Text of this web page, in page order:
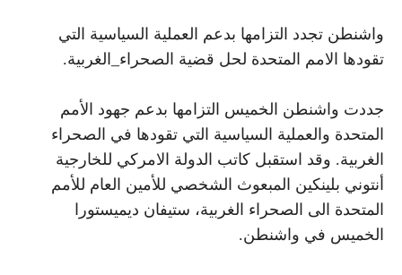
واشنطن تجدد التزامها بدعم العملية السياسية التي
تقودها الامم المتحدة لحل قضية الصحراء_الغربية.
جددت واشنطن الخميس التزامها بدعم جهود الأمم
المتحدة والعملية السياسية التي تقودها في الصحراء
الغربية. وقد استقبل كاتب الدولة الامركي للخارجية
أنتوني بلينكين المبعوث الشخصي للأمين العام للأمم
المتحدة الى الصحراء الغربية، ستيفان ديميستورا
الخميس في واشنطن.